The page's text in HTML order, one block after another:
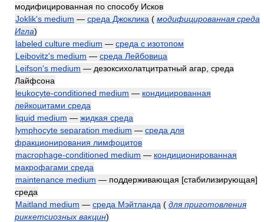
модифицированная по способу Исков
Joklik's medium — среда Джоклика ( модифицированная среда
Игла)
labeled culture medium — среда с изотопом
Leibovitz's medium — среда Лейбовица
Leifson's medium — дезоксихолатцитратный агар, среда
Лайфсона
leukocyte-conditioned medium — кондицированная
лейкоцитами среда
liquid medium — жидкая среда
lymphocyte separation medium — среда для
фракционирования лимфоцитов
macrophage-conditioned medium — кондиционированная
макрофагами среда
maintenance medium — поддерживающая [стабилизирующая]
среда
Maitland medium — среда Мэйтланда ( для приготовления
риккетсиозных вакцин)